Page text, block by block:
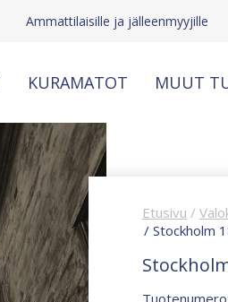
Ammattilaisille ja jälleenmyyjille
KURAMATOT MUUT
Etusivu /
/ Stockholm